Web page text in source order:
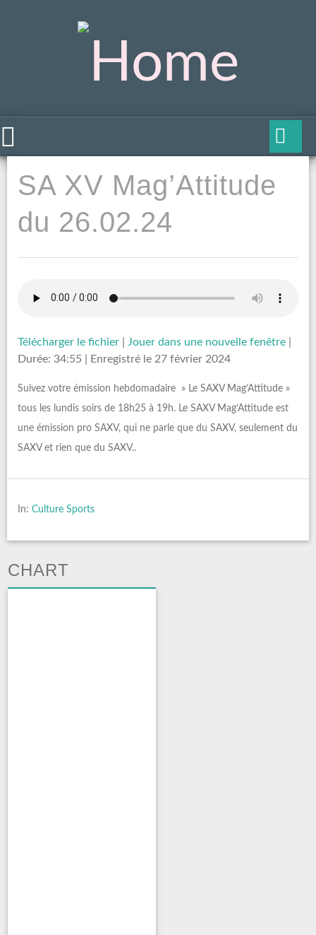
SA XV Mag’Attitude
du 26.02.24
Télécharger le fichier Jouer dans une nouvelle fenêtre
Durée: 34:55
Enregistré le 27 février 2024
Suivez votre émission hebdomadaire » Le SAXV Mag’Attitude »
tous les lundis soirs de 18h25 à 19h. Le SAXV Mag’Attitude est
une émission pro SAXV, qui ne parle que du SAXV, seulement du
SAXV et rien que du SAXV..
In: Culture Sports
CHART